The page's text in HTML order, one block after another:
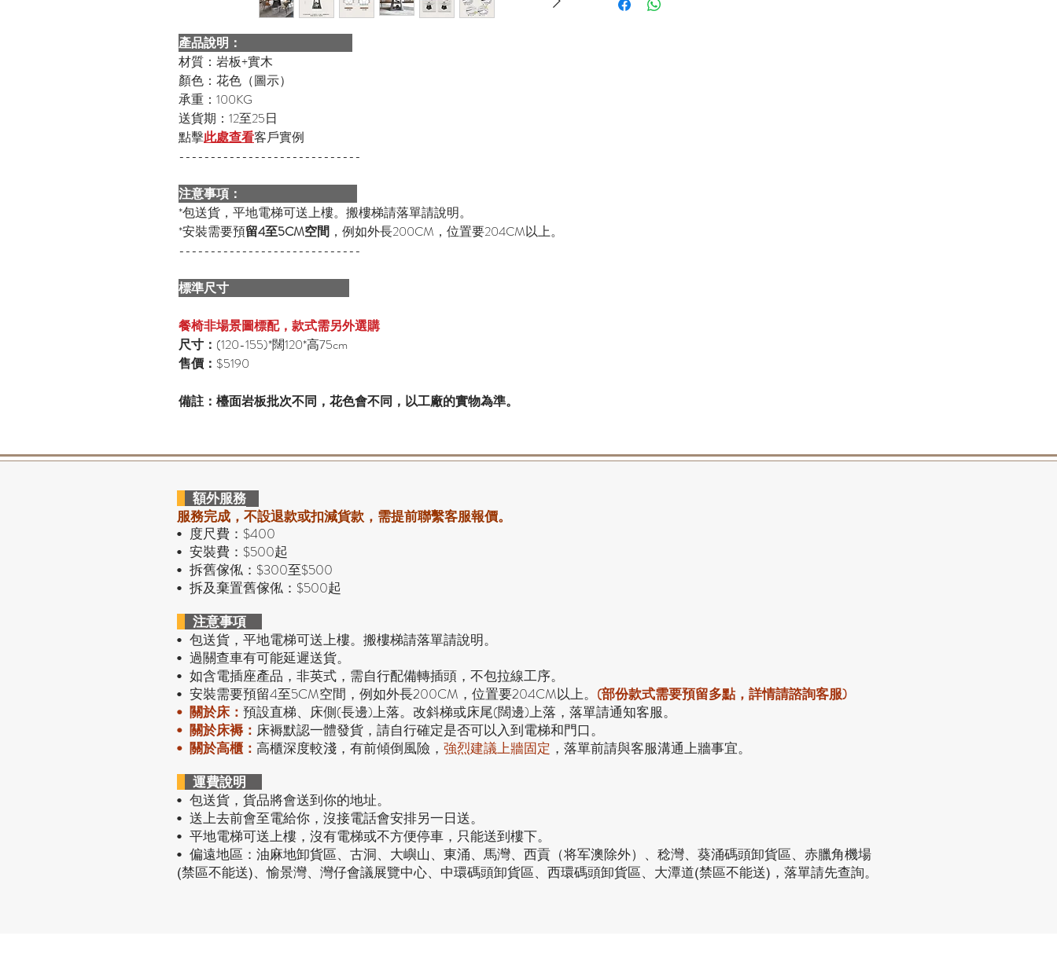
產品說明：
材質：岩板+實木
顏色：花色（圖示）
承重：100KG
送貨期：12至25日
點擊此處查看客戶實例
-----------------------------
注意事項：
*包送貨，平地電梯可送上樓。搬樓梯請落單請說明。
*安裝需要預留4至5CM空間 ，例如外長200CM，位置要204CM以上。
-----------------------------
標準尺寸
餐椅非場景圖標配，款式需另外選購
尺寸： (120-155)*闊120*高75cm
售價： $5190
備註：檯面岩板批次不同，花色會不同，以工廠的實物為準。
額外服務
服務完成，不設退款或扣減貨款，需提前聯繫客服報價。
• 度尺費：$400
• 安裝費：$500起
• 拆舊傢俬：$300至$500
• 拆及棄置舊傢俬：$500起
注意事項
• 包送貨，平地電梯可送上樓。搬樓梯請落單請說明。
• 過關查車有可能延遲送貨。
• 如含電插座產品，非英式，需自行配備轉插頭，不包拉線工序。
• 安裝需要預留4至5CM空間，例如外長200CM，位置要204CM以上。 (部份款式需要預留多點，詳情請諮詢客服)
• 關於床： 預設直梯、床側(長邊)上落。改斜梯或床尾(闊邊)上落，落單請通知客服。
• 關於床褥： 床褥默認一體發貨，請自行確定是否可以入到電梯和門口。
• 關於高櫃： 高櫃深度較淺，有前傾倒風險， 強烈建議上牆固定 ，落單前請與客服溝通上牆事宜。
運費說明
• 包送貨 ，貨品將會送到你的地址。
• 送上去前會至電給你，沒接電話會安排另一日送。
• 平地電梯可送上樓，沒有電梯或不方便停車，只能送到樓下。
• 偏遠地區：油麻地卸貨區、古洞、大嶼山、東涌、馬灣、西貢（将军澳除外）、稔灣、葵涌碼頭卸貨區、赤臘角機場
(禁區不能送)、愉景灣、灣仔會議展覽中心、中環碼頭卸貨區、西環碼頭卸貨區、大潭道(禁區不能送)，落單請先查詢。